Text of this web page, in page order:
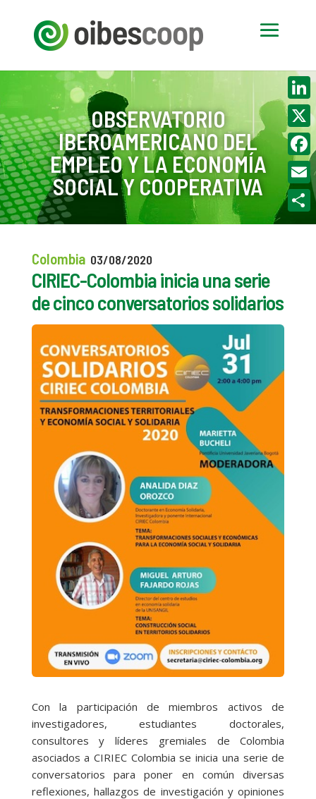
OBSERVATORIO
IBEROAMERICANO DEL
EMPLEO Y LA ECONOMÍA
SOCIAL Y COOPERATIVA
Colombia 03/08/2020
CIRIEC-Colombia inicia una serie
de cinco conversatorios solidarios
Con la participación de miembros activos de
investigadores, estudiantes doctorales,
consultores y líderes gremiales de Colombia
asociados a CIRIEC Colombia se inicia una serie de
conversatorios para poner en común diversas
reflexiones, hallazgos de investigación y opiniones
X
Email